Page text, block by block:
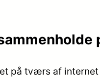
på tværs af